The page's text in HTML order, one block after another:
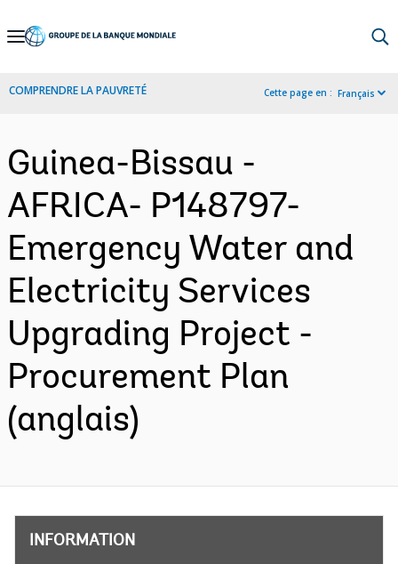
Skip
Navigation
COMPRENDRE LA PAUVRETÉ Cette page en : Français
Guinea-Bissau -
AFRICA- P148797-
Emergency Water and
Electricity Services
Upgrading Project -
Procurement Plan
(anglais)
INFORMATION